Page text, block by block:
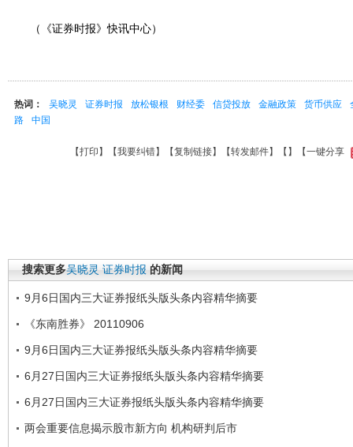
（《证券时报》快讯中心）
热词： 吴晓灵 证券时报 放松银根 财经委 信贷投放 金融政策 货币供应
路
中国
【打印 】【我要纠错】【复制链接】【转发邮件】【 】 【一键分享
搜索更多吴晓灵 证券时报 的新闻
9月6日国内三大证券报纸头版头条内容精华摘要
《东南胜券》 20110906
9月6日国内三大证券报纸头版头条内容精华摘要
6月27日国内三大证券报纸头版头条内容精华摘要
6月27日国内三大证券报纸头版头条内容精华摘要
两会重要信息揭示股市新方向 机构研判后市